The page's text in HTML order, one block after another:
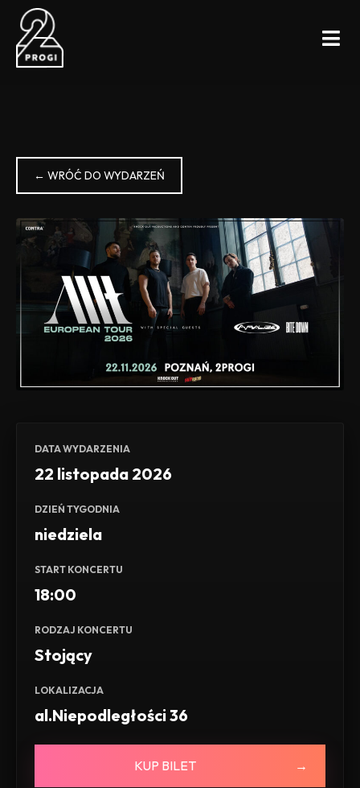
← WRÓĆ DO WYDARZEŃ
DATA WYDARZENIA
22 listopada 2026
DZIEŃ TYGODNIA
niedziela
START KONCERTU
18:00
RODZAJ KONCERTU
Stojący
LOKALIZACJA
al.Niepodległości 36
KUP BILET